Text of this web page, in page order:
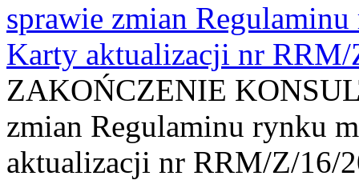
sprawie zmian
Karty aktualizacji nr
ZAKOŃCZENIE
zmian Regulaminu rynku
aktualizacji nr RRM/Z/16/